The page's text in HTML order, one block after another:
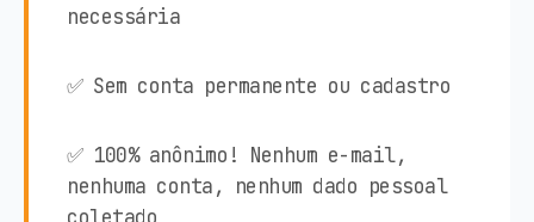
necessária
✅ Sem conta permanente ou cadastro
✅ 100% anônimo! Nenhum e-mail,
nenhuma conta, nenhum dado pessoal